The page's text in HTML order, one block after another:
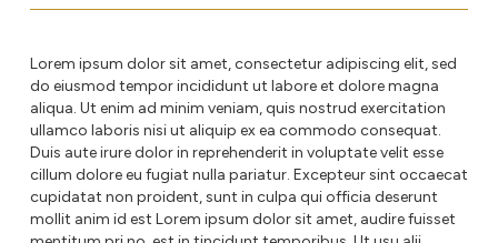
Lorem ipsum dolor sit amet, consectetur adipiscing elit, sed
do eiusmod tempor incididunt ut labore et dolore magna
aliqua. Ut enim ad minim veniam, quis nostrud exercitation
ullamco laboris nisi ut aliquip ex ea commodo consequat.
Duis aute irure dolor in reprehenderit in voluptate velit esse
cillum dolore eu fugiat nulla pariatur. Excepteur sint occaecat
cupidatat non proident, sunt in culpa qui officia deserunt
mollit anim id est Lorem ipsum dolor sit amet, audire fuisset